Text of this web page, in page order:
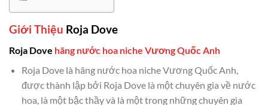
Giới Thiệu Roja Dove
Roja Dove hãng nước hoa niche Vương Quốc Anh
Roja Dove là hãng nước hoa niche Vương Quốc Anh,
được thành lập bởi Roja Dove là một chuyên gia về nước
hoa, là một bậc thầy và là một trong những chuyên gia